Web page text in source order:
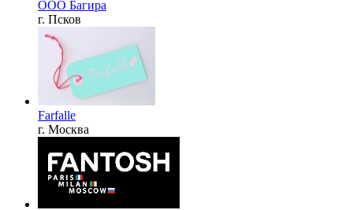
ООО Багира
г. Псков
Farfalle
г. Москва